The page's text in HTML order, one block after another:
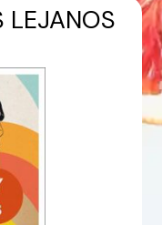
LEJANOS